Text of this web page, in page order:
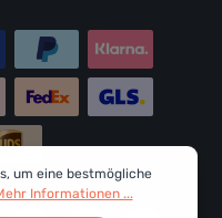
abgebildeten
um eine bestmögliche
Informationen ...